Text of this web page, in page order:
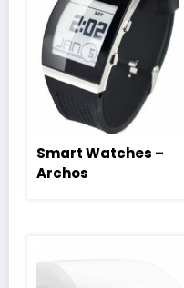
Smart Watches –
Archos